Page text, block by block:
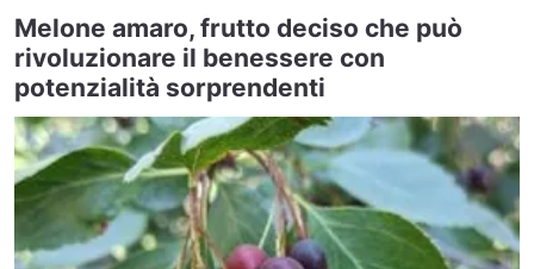
Melone amaro, frutto deciso che può
rivoluzionare il benessere con
potenzialità sorprendenti